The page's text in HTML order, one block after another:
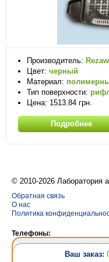
Производитель:
Цвет: черный
Материал:
Тип поверхности:
Цена: 1513.84 грн.
Подробнее
© 2010-2026 Лаборатория
Обратная связь
О нас
Политика
Телефоны:
(063) 628-31-24
Ваш заказ: